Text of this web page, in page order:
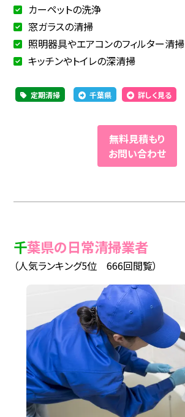
カーペットの洗浄
窓ガラスの清掃
照明器具やエアコンのフィルター清掃
キッチンやトイレの深清掃
定期清掃 千葉県 詳しく見る
無料見積もり
お問い合わせ
千葉県の日常清掃業者
（人気ランキング5位 666回閲覧）